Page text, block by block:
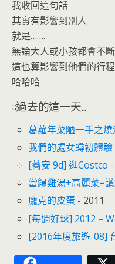
我收回這句話
其實有影響到別人
就是…….
無論大人或小孩都會不
這也算影響到他們的行
哈哈哈
::過去的這一天...
葛蘿年菜陋一手之燒
我們的處女蟳初體驗
[蕎安 9d] 逛Costco
當歸雞湯+高麗菜=
龐克的皮蛋 - 2011
[每週好球] 2012 –
[2016年度旅遊-08]